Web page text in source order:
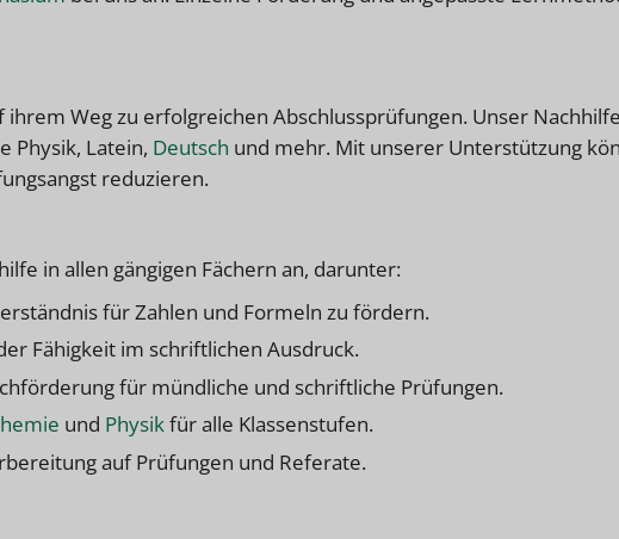
Weg zu erfolgreichen Abschlussprüfungen. Unser
Physik, Latein, Deutsch und mehr. Mit unserer Unterstützung
reduzieren.
in allen gängigen Fächern an, darunter:
für Zahlen und Formeln zu fördern.
Fähigkeit im schriftlichen Ausdruck.
für mündliche und schriftliche Prüfungen.
und Physikfür alle Klassenstufen.
auf Prüfungen und Referate.